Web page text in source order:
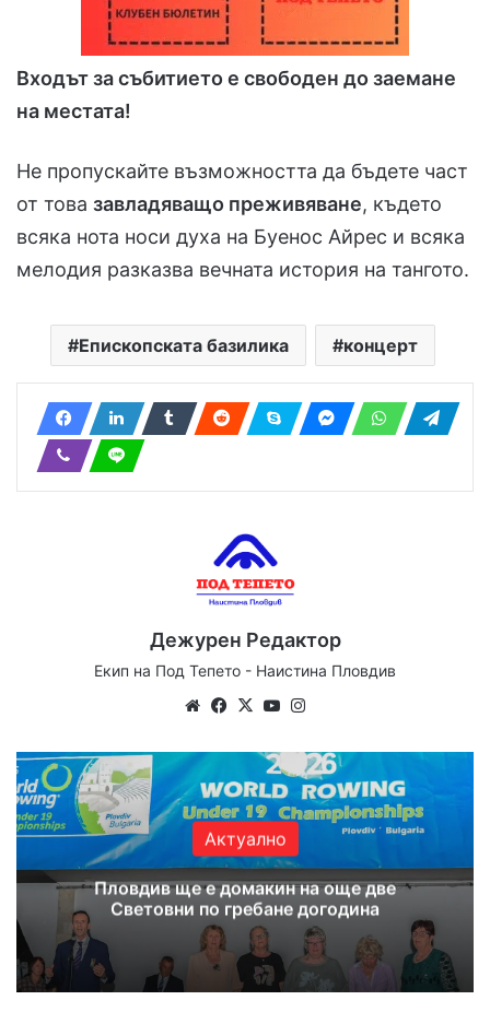
Входът за събитието е свободен до заемане
на местата!
Не пропускайте възможността да бъдете част
от това завладяващо преживяване, където
всяка нота носи духа на Буенос Айрес и всяка
мелодия разказва вечната история на тангото.
Епископската базилика концерт
Дежурен Редактор
Екип на Под Тепето - Наистина Пловдив
WebsiteFacebook
X YouTube
Актуално
Пловдив ще е домакин на още две
Световни по гребане догодина